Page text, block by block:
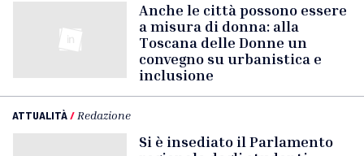
Anche le città possono essere
a misura di donna: alla
Toscana delle Donne un
convegno su urbanistica e
inclusione
ATTUALITÀ/ Redazione
Si è insediato il Parlamento